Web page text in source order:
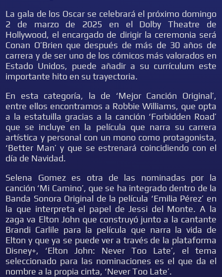
La gala de los Oscar se celebrará el próximo domingo
2 de marzo de 2025 en el Dolby Theatre de
Hollywood, el encargado de dirigir la ceremonia será
Conan O’Brien que después de más de 30 años de
carrera y de ser uno de los cómicos más valorados en
Estado Unidos, puede añadir a su currículum este
importante hito en su trayectoria.
En esta categoría, la de ‘Mejor Canción Original’,
entre ellos encontramos a Robbie Williams, que opta
a la estatuilla gracias a la canción ‘Forbidden Road’
que se incluye en la película que narra su carrera
artística y personal con un mono como protagonista,
‘Better Man’ y que se estrenará coincidiendo con el
día de Navidad.
Selena Gomez es otra de las nominadas por la
canción ‘Mi Camino’, que se ha integrado dentro de la
Banda Sonora Original de la película ‘Emilia Pérez’ en
la que interpreta el papel de Jessi del Monte. A la
zaga va Elton John que construyó junto a la cantante
Brandi Carlile para la película que narra la vida de
Elton y que ya se puede ver a través de la plataforma
Disney+, ‘Elton John: Never Too Late’, el tema
seleccionado para las nominaciones es el que da el
nombre a la propia cinta, ‘Never Too Late’.